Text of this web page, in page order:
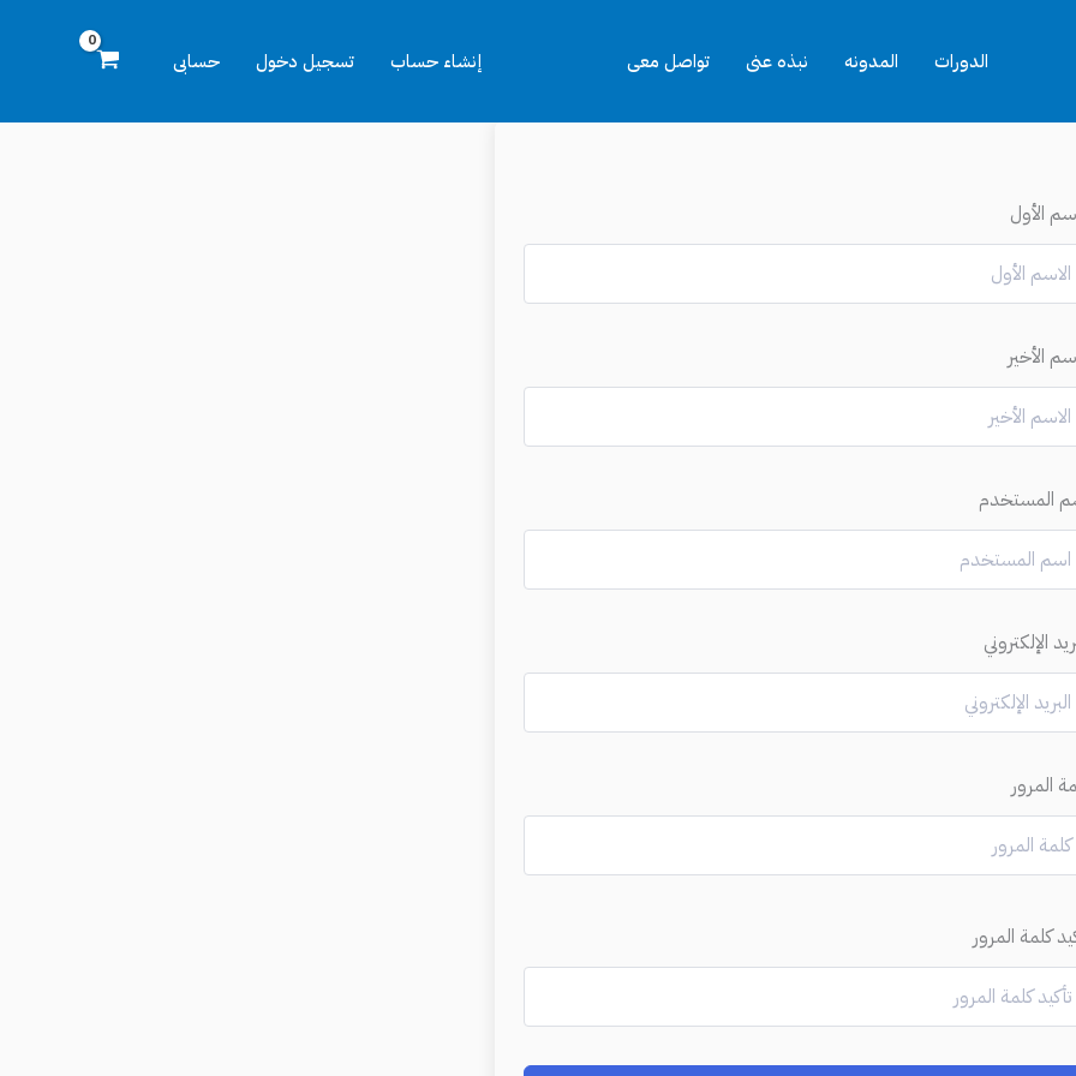
الدورات المدونه نبذه عنى تواصل معى إنشاء حساب تسجيل دخول حسابى
الأول
الأخير
المستخدم
الإلكتروني
المرور
كلمة المرور